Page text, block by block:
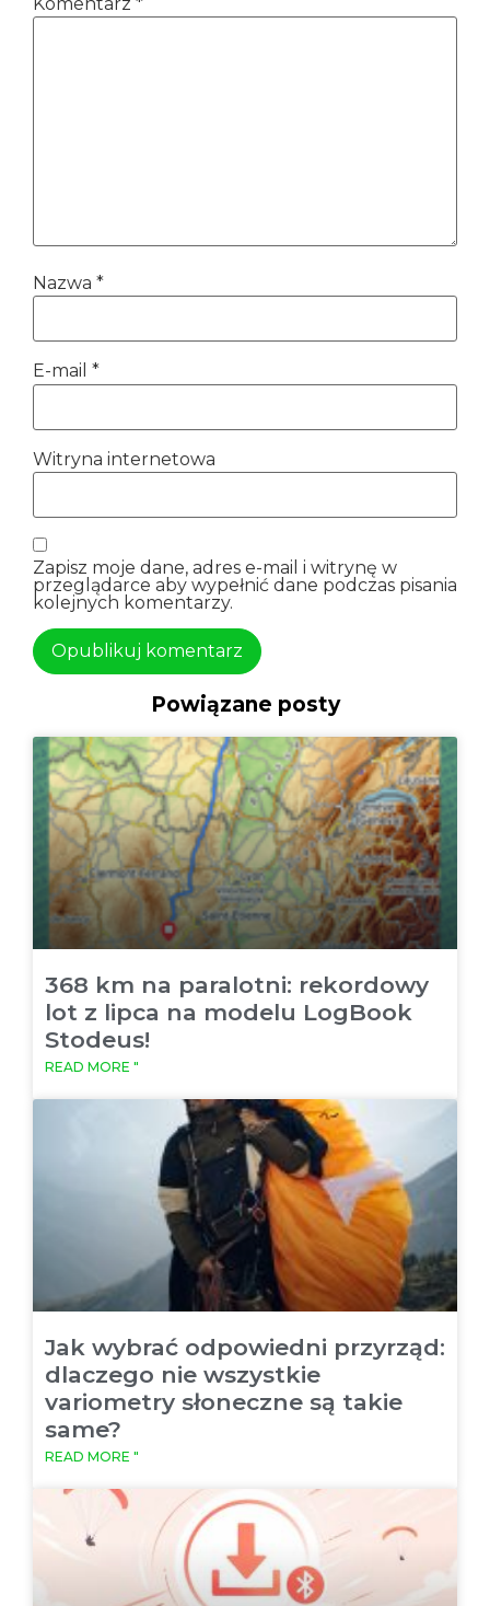
Nazwa *
E-mail *
Witryna internetowa
Zapisz moje dane, adres e-mail i witrynę w
przeglądarce aby wypełnić dane podczas pisania
kolejnych komentarzy.
Powiązane posty
368 km na paralotni: rekordowy
lot z lipca na modelu LogBook
Stodeus!
READ MORE "
Jak wybrać odpowiedni przyrząd:
dlaczego nie wszystkie
variometry słoneczne są takie
same?
READ MORE "